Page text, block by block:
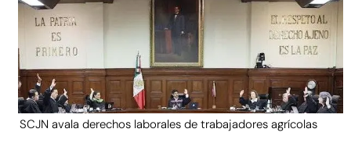
SCJN avala derechos laborales de trabajadores agrícolas